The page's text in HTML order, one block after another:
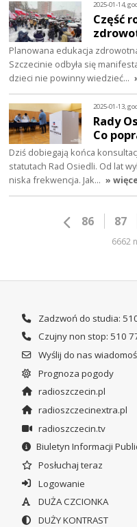
2025-01-14,
Część
Planowana edukacja
Szczecinie odbyła się
dzieci nie powinny wiedzieć…
2025-01-13,
Rady
Co
Dziś dobiegają końca
statutach Rad Osiedli. Od lat
niska frekwencja. Jak… »
86 87
6662
Zadzwoń do studia:
Czujny non stop: 510
Wyślij do nas
Prognoza pogody
radioszczecin.pl
radioszczecinextra.pl
radioszczecin.tv
Biuletyn Informacji
Posłuchaj teraz
Logowanie
DUŻA CZCIONKA
DUŻY KONTRAST